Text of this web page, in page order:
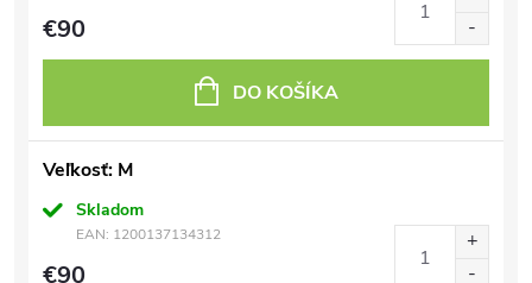
€90
DO KOŠÍKA
Veľkosť: M
Skladom
EAN: 1200137134312
€90